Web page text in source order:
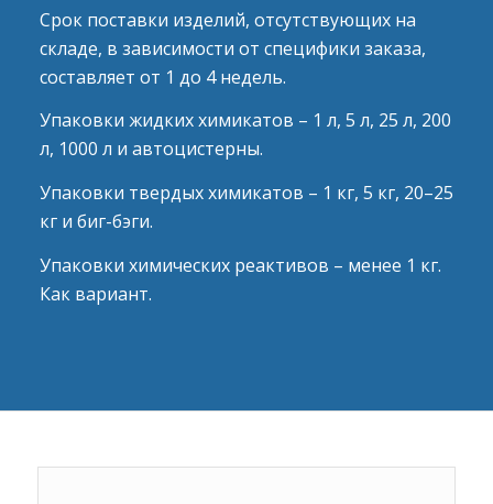
Срок поставки изделий, отсутствующих на
складе, в зависимости от специфики заказа,
составляет от 1 до 4 недель.
Упаковки жидких химикатов – 1 л, 5 л, 25 л, 200
л, 1000 л и автоцистерны.
Упаковки твердых химикатов – 1 кг, 5 кг, 20–25
кг и биг-бэги.
Упаковки химических реактивов – менее 1 кг.
Как вариант.